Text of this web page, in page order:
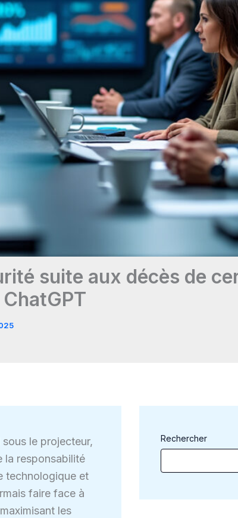
suite aux décès de
le projecteur,
la responsabilité
technologique et
faire face à
les
Rechercher